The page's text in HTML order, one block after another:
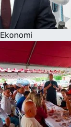
Ekonomi